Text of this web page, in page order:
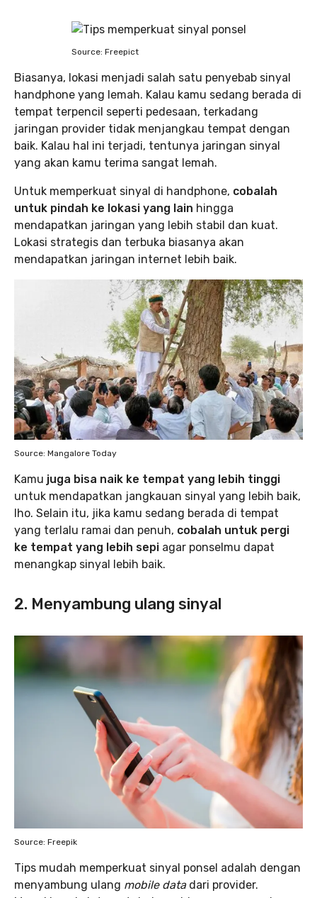
Source: Freepict
Biasanya, lokasi menjadi salah satu penyebab sinyal
handphone yang lemah. Kalau kamu sedang berada di
tempat terpencil seperti pedesaan, terkadang
jaringan provider tidak menjangkau tempat dengan
baik. Kalau hal ini terjadi, tentunya jaringan sinyal
yang akan kamu terima sangat lemah.
Untuk memperkuat sinyal di handphone, cobalah
untuk pindah ke lokasi yang lain hingga
mendapatkan jaringan yang lebih stabil dan kuat.
Lokasi strategis dan terbuka biasanya akan
mendapatkan jaringan internet lebih baik.
Source: Mangalore Today
Kamu juga bisa naik ke tempat yang lebih tinggi
untuk mendapatkan jangkauan sinyal yang lebih baik,
lho. Selain itu, jika kamu sedang berada di tempat
yang terlalu ramai dan penuh, cobalah untuk pergi
ke tempat yang lebih sepi agar ponselmu dapat
menangkap sinyal lebih baik.
2. Menyambung ulang sinyal
Source: Freepik
Tips mudah memperkuat sinyal ponsel adalah dengan
menyambung ulang mobile datadari provider.